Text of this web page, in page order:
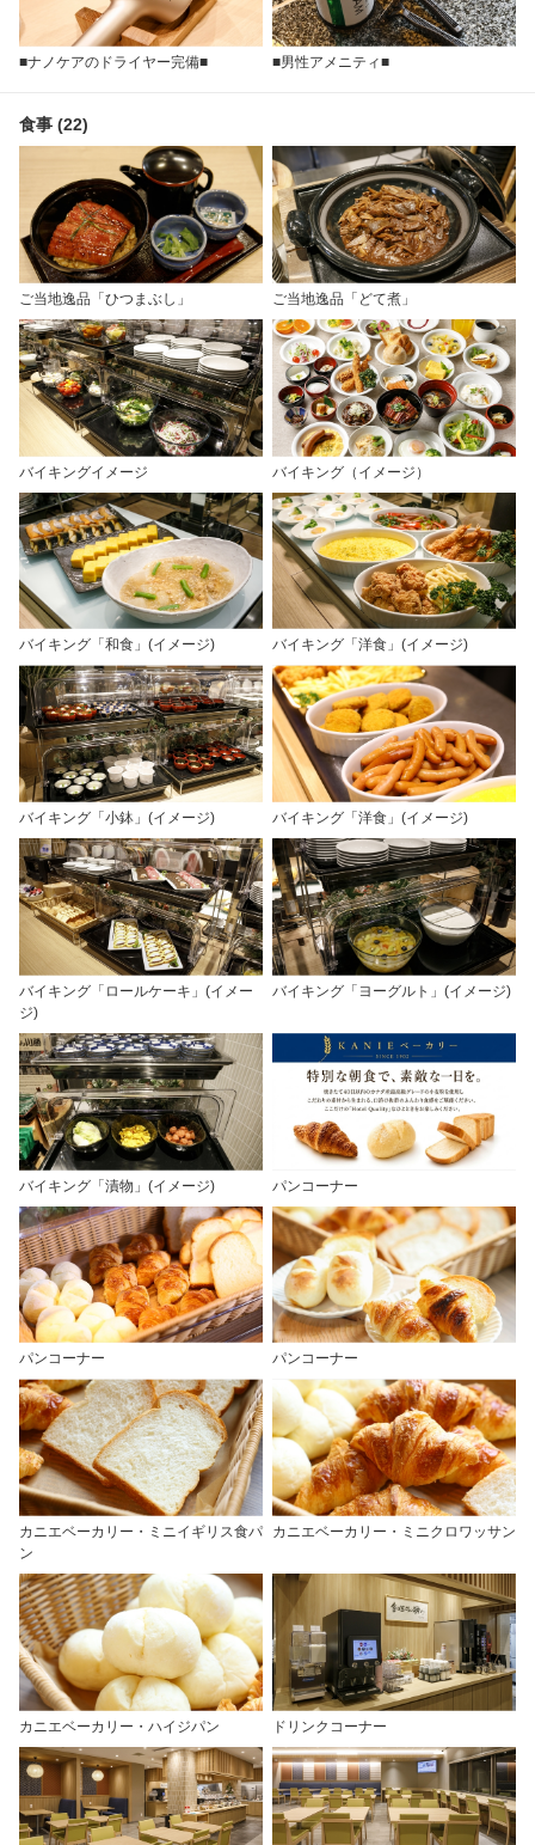
■ナノケアのドライヤー完備■ ■男性アメニティ■
食事 (22)
ご当地逸品「ひつまぶし」 ご当地逸品「どて煮」
バイキングイメージ バイキング（イメージ）
バイキング「和食」(イメージ) バイキング「洋食」(イメージ)
バイキング「小鉢」(イメージ) バイキング「洋食」(イメージ)
バイキング「ロールケーキ」(イメー
ジ)
バイキング「ヨーグルト」(イメージ)
バイキング「漬物」(イメージ) パンコーナー
パンコーナー パンコーナー
カニエベーカリー・ミニイギリス食パ
ン
カニエベーカリー・ミニクロワッサン
カニエベーカリー・ハイジパン ドリンクコーナー